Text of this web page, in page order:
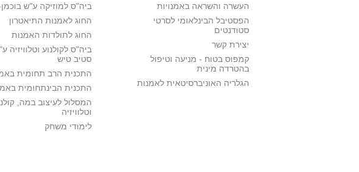
העשרה והשראה באמנויות
הפסטיבל הבינלאומי לסרטי
סטודנטים
יצירת קשר
קמפוס בטוח - מניעה וטיפול
בהטרדה מינית
הגלריה האוניברסיטאית לאמנות
ביה"ס למוזיקה ע"ש
החוג לאמנות התיאטרון
החוג לתולדות האמנות
ביה"ס לקולנוע וטלוויזיה
סטיב טיש
התכנית הרב תחומית
התכנית הבינתחומית
המסלול לעיצוב במה,
וטלוויזיה
לימודי משחק